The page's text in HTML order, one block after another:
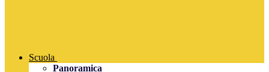
Scuola
Panoramica